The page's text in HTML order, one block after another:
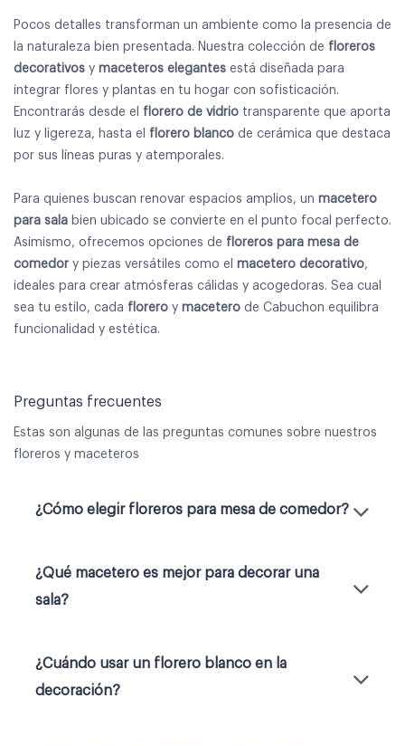
Pocos detalles transforman un ambiente como la presencia de
la naturaleza bien presentada. Nuestra colección de floreros
decorativos y maceteros elegantes está diseñada para
integrar flores y plantas en tu hogar con sofisticación.
Encontrarás desde el
florero de vidrio transparente que aporta
luz y ligereza, hasta el florero blanco de cerámica que destaca
por sus líneas puras y atemporales.
Para quienes buscan renovar espacios amplios, un macetero
para sala bien ubicado se convierte en el punto focal perfecto.
Asimismo, ofrecemos opciones de floreros para mesa de
comedor y piezas versátiles como el macetero decorativo,
ideales para crear atmósferas cálidas y acogedoras. Sea cual
sea tu estilo, cada florero y macetero de Cabuchon equilibra
funcionalidad y estética.
Preguntas frecuentes
Estas son algunas de las preguntas comunes sobre nuestros
floreros y maceteros
¿Cómo elegir floreros para mesa de comedor?
¿Qué macetero es mejor para decorar una
sala?
¿Cuándo usar un florero blanco en la
decoración?